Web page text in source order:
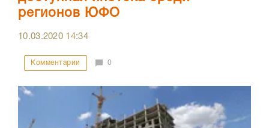
регионов ЮФО
10.03.2020 14:34
Комментарии 0